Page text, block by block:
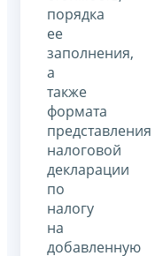
порядка
ее
заполнения,
а
также
формата
представления
налоговой
декларации
по
налогу
на
добавленную